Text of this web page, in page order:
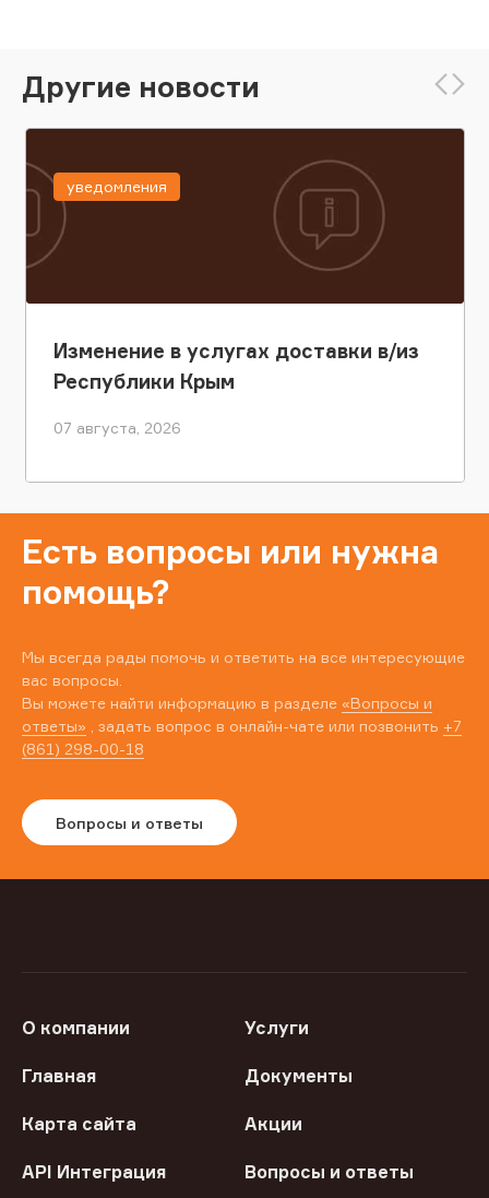
Другие новости
Изменение в услугах доставки в/из
Республики Крым
07 августа, 2026
уведомления
Есть вопросы или нужна
помощь?
Мы всегда рады помочь и ответить на все интересующие
вас вопросы.
Вы можете найти информацию в разделе «Вопросы и
ответы» , задать вопрос в онлайн-чате или позвонить +7
(861) 298-00-18
Вопросы и ответы
О компании Услуги
Главная Документы
Карта сайта Акции
API Интеграция Вопросы и ответы